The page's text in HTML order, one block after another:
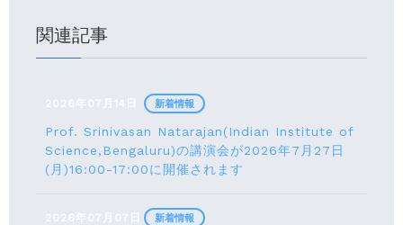
関連記事
2026年07月14日
Prof. Srinivasan Natarajan(Indian Institute of
Science,Bengaluru)の講演会が2026年7月27⽇
(月)16:00-17:00に開催されます
新着情報
2026年07月07日 新着情報